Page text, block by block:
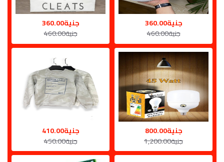
جنية360.00
جنية460.00
جنية360.00
جنية460.00
جنية800.00
جنية1,200.00
جنية410.00
جنية450.00